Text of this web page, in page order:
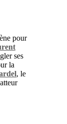
pour
ses
la
, le